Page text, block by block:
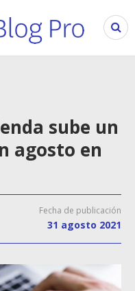
sube un
agosto en
Fecha de publicación
31 agosto 2021